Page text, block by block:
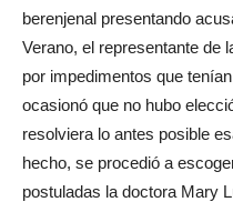
berenjenal presentando
Verano, el representante de
por impedimentos que
ocasionó que no hubo
resolviera lo antes posible
hecho, se procedió a
postuladas la doctora Mary